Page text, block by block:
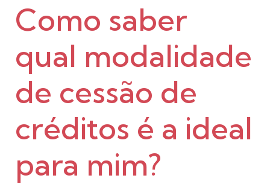
Como saber
qual modalidade
de cessão de
créditos é a ideal
para mim?